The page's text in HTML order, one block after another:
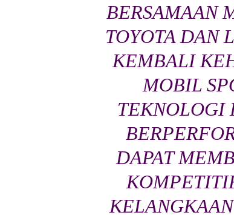
BERSAMAAN
TOYOTA DAN
KEMBALI
MOBIL
TEKNOLOGI
DAPAT